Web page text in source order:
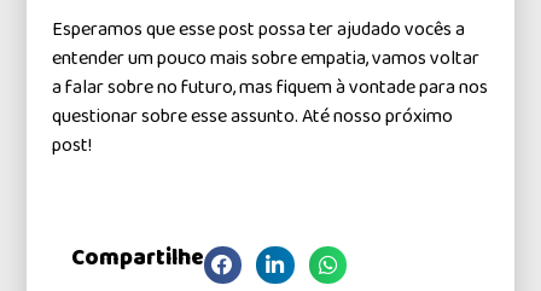
Esperamos que esse post possa ter ajudado vocês a
entender um pouco mais sobre empatia, vamos voltar
a falar sobre no futuro, mas fiquem à vontade para nos
questionar sobre esse assunto. Até nosso próximo
post!
Compartilhe